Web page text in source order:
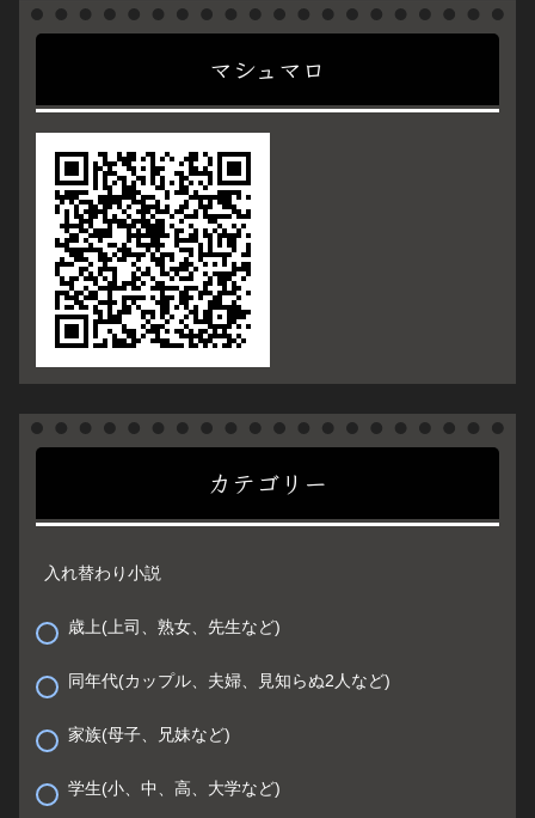
マシュマロ
カテゴリー
入れ替わり小説
歳上(上司、熟女、先生など)
同年代(カップル、夫婦、見知らぬ2人など)
家族(母子、兄妹など)
学生(小、中、高、大学など)